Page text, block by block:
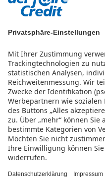
Privatsphäre-Einstellungen
Mit Ihrer Zustimmung
Trackingtechnologien zu
statistischen Analysen,
Reichweitenmessung. Wir
Zwecke der Identifikation
Werbepartnern wie sozialen
des Buttons „Alles
zu. Über „mehr“ können
bestimmte Kategorien von
Möchten Sie nicht
Ihre Einwilligung können
widerrufen.
Datenschutzerklärung Impressum
Datenschutz
Beschwerde